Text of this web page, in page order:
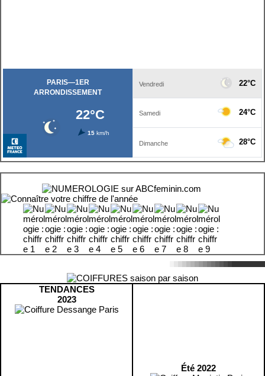
TENDANCES
2023
Été 2022